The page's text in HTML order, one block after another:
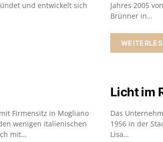
und entwickelt sich
Jahres 2005
Brünner in…
Firmensitz in Mogliano
wenigen italienischen
mit…
Licht im
Das
1956 in der
Lisa…